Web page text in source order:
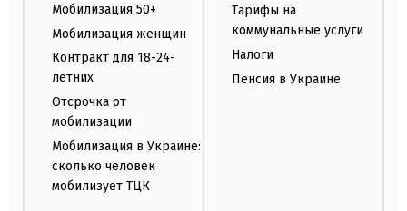
Мобилизация 50+
Мобилизация женщин
Контракт для 18-24-
летних
Отсрочка от
мобилизации
Мобилизация в Украине:
сколько человек
мобилизует ТЦК
Тарифы на
коммунальные услуги
Налоги
Пенсия в Украине